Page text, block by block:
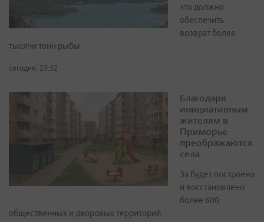
это должно
обеспечить
возврат более
тысячи тонн рыбы
сегодня, 23:32
Благодаря
инициативным
жителям в
Приморье
преображаются
села
За будет построено
и восстановлено
более 600
общественных и дворовых территорий